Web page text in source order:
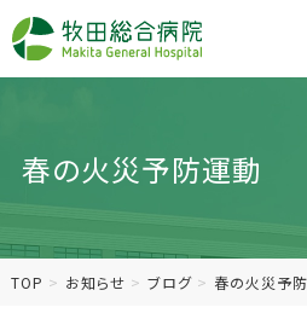
動
春の火災予防運動
TOP お知らせ ブログ 春の火災予